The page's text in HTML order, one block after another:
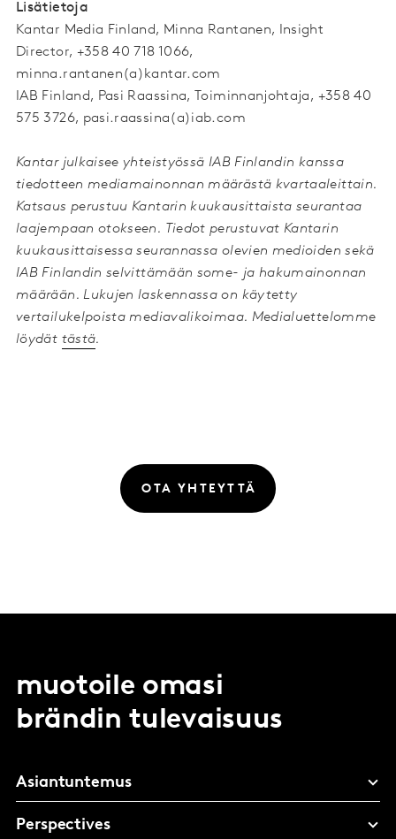
Lisätietoja
Kantar Media Finland, Minna Rantanen, Insight
Director, +358 40 718 1066,
minna.rantanen(a)kantar.com
IAB Finland, Pasi Raassina, Toiminnanjohtaja, +358 40
575 3726, pasi.raassina(a)iab.com
Kantar julkaisee yhteistyössä IAB Finlandin kanssa
tiedotteen mediamainonnan määrästä kvartaaleittain.
Katsaus perustuu Kantarin kuukausittaista seurantaa
laajempaan otokseen. Tiedot perustuvat Kantarin
kuukausittaisessa seurannassa olevien medioiden sekä
IAB Finlandin selvittämään some- ja hakumainonnan
määrään. Lukujen laskennassa on käytetty
vertailukelpoista mediavalikoimaa. Medialuettelomme
löydät tästä.
OTA YHTEYTTÄ
muotoile omasi
brändin tulevaisuus
Asiantuntemus
Perspectives